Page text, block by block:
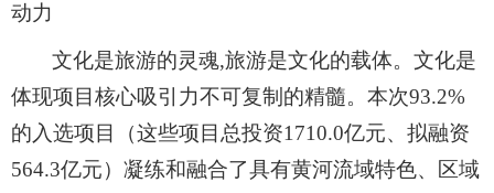
动力
文化是旅游的灵魂,旅游是文化的载体。文化是
体现项目核心吸引力不可复制的精髓。本次93.2%
的入选项目（这些项目总投资1710.0亿元、拟融资
564.3亿元）凝练和融合了具有黄河流域特色、区域